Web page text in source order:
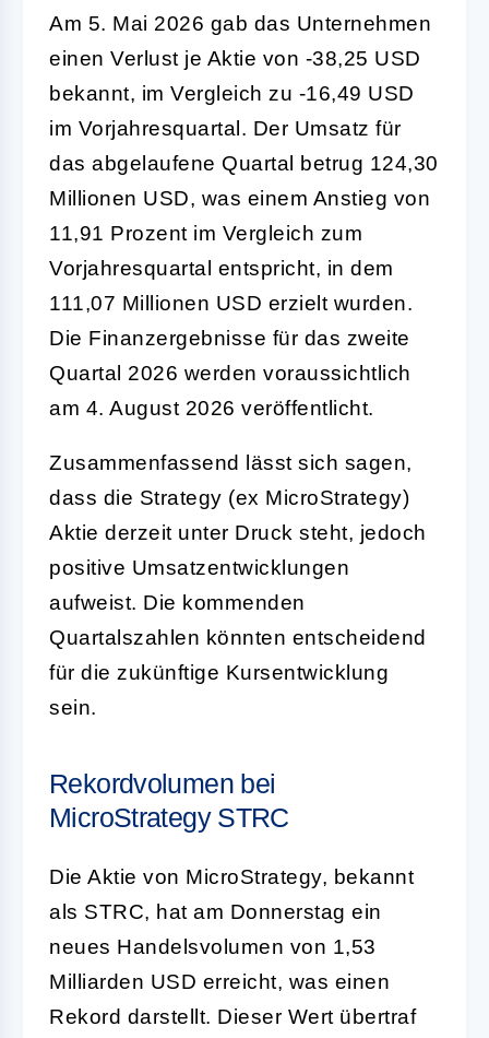
Am 5. Mai 2026 gab das Unternehmen
einen Verlust je Aktie von -38,25 USD
bekannt, im Vergleich zu -16,49 USD
im Vorjahresquartal. Der Umsatz für
das abgelaufene Quartal betrug 124,30
Millionen USD, was einem Anstieg von
11,91 Prozent im Vergleich zum
Vorjahresquartal entspricht, in dem
111,07 Millionen USD erzielt wurden.
Die Finanzergebnisse für das zweite
Quartal 2026 werden voraussichtlich
am 4. August 2026 veröffentlicht.
Zusammenfassend lässt sich sagen,
dass die Strategy (ex MicroStrategy)
Aktie derzeit unter Druck steht, jedoch
positive Umsatzentwicklungen
aufweist. Die kommenden
Quartalszahlen könnten entscheidend
für die zukünftige Kursentwicklung
sein.
Rekordvolumen bei
MicroStrategy STRC
Die Aktie von MicroStrategy, bekannt
als STRC, hat am Donnerstag ein
neues Handelsvolumen von 1,53
Milliarden USD erreicht, was einen
Rekord darstellt. Dieser Wert übertraf